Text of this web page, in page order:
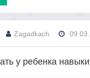
Zagadkach
у ребенка